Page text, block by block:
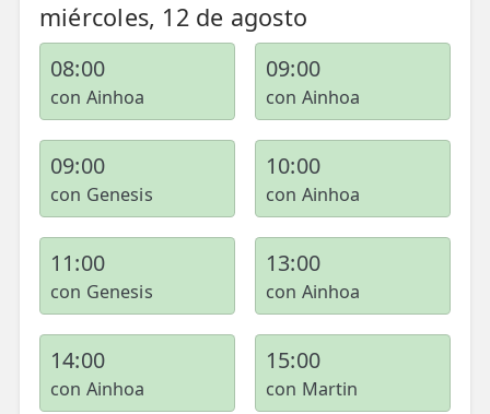
✨ Cicatrices y Estrías
LESIONES
FRECUENTES
Rotura Fibrilar
Dolor de Cabeza
Trocanteritis
Hernia Discal
Fascitis Plantar
Lumbalgia
Ciática
miércoles, 12 de agosto
08:00
con Ainhoa
09:00
con Ainhoa
09:00
con Genesis
10:00
con Ainhoa
11:00
con Genesis
13:00
con Ainhoa
14:00
con Ainhoa
15:00
con Martin